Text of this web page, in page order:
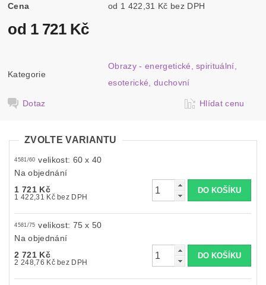
Cena od 1 422,31 Kč bez DPH
od 1 721 Kč
Kategorie
Obrazy - energetické, spirituální,
esoterické, duchovní
Dotaz Hlídat cenu
ZVOLTE VARIANTU
4581/60 velikost: 60 x 40
Na objednání
1 721 Kč
1 422,31 Kč bez DPH
4581/75 velikost: 75 x 50
Na objednání
2 721 Kč
2 248,76 Kč bez DPH